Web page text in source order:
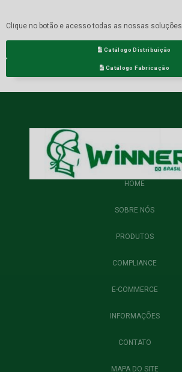
Clique no botão e acesso todas as nossas soluções
Catálogo Distribuição
Catálogo Fabricação
HOME
SOBRE NÓS
PRODUTOS
COMPLIANCE
E-COMMERCE
INFORMAÇÕES
CONTATO
MAPA DO SITE